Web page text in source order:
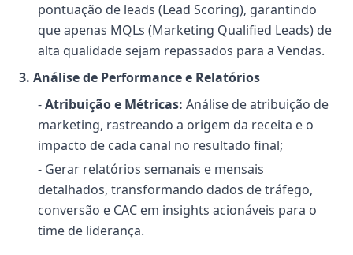
pontuação de leads (Lead Scoring), garantindo
que apenas MQLs (Marketing Qualified Leads) de
alta qualidade sejam repassados para a Vendas.
3. Análise de Performance e Relatórios
-Atribuição e Métricas: Análise de atribuição de
marketing, rastreando a origem da receita e o
impacto de cada canal no resultado final;
- Gerar relatórios semanais e mensais
detalhados, transformando dados de tráfego,
conversão e CAC em insights acionáveis para o
time de liderança.